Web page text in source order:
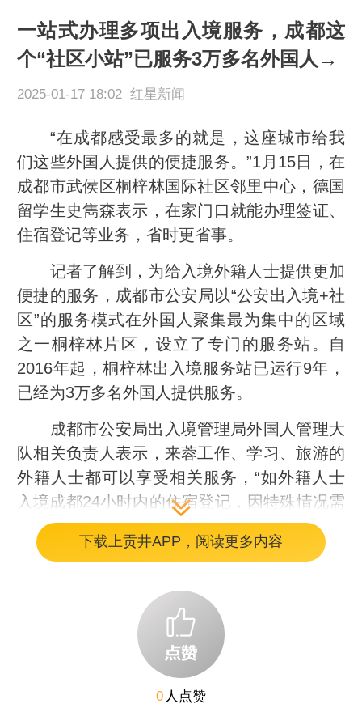
一站式办理多项出入境服务，成都这
个“社区小站”已服务3万多名外国人→
2025-01-17 18:02 红星新闻
“在成都感受最多的就是，这座城市给我
们这些外国人提供的便捷服务。”1月15日，在
成都市武侯区桐梓林国际社区邻里中心，德国
留学生史雋森表示，在家门口就能办理签证、
住宿登记等业务，省时更省事。
记者了解到，为给入境外籍人士提供更加
便捷的服务，成都市公安局以“公安出入境+社
区”的服务模式在外国人聚集最为集中的区域
之一桐梓林片区，设立了专门的服务站。自
2016年起，桐梓林出入境服务站已运行9年，
已经为3万多名外国人提供服务。
成都市公安局出入境管理局外国人管理大
队相关负责人表示，来蓉工作、学习、旅游的
外籍人士都可以享受相关服务，“如外籍人士
入境成都24小时内的住宿登记，因特殊情况需
要办理签证延期等。”
下载上贡井APP，阅读更多内容
0 人点赞